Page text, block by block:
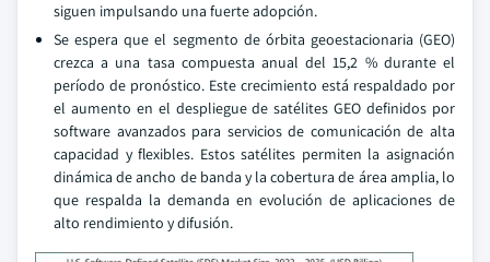
siguen impulsando una fuerte adopción.
Se espera que el segmento de órbita geoestacionaria (GEO)
crezca a una tasa compuesta anual del 15,2 % durante el
período de pronóstico. Este crecimiento está respaldado por
el aumento en el despliegue de satélites GEO definidos por
software avanzados para servicios de comunicación de alta
capacidad y flexibles. Estos satélites permiten la asignación
dinámica de ancho de banda y la cobertura de área amplia, lo
que respalda la demanda en evolución de aplicaciones de
alto rendimiento y difusión.